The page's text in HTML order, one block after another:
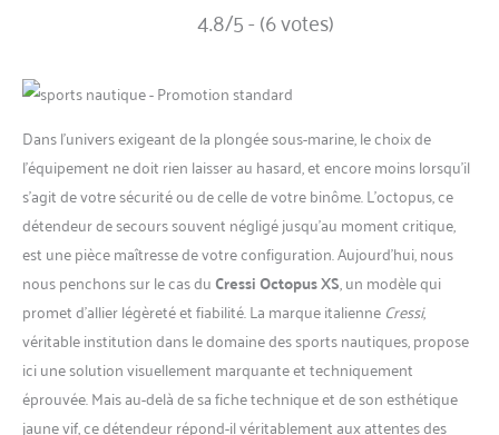
4.8/5 - (6 votes)
Dans l’univers exigeant de la plongée sous-marine, le choix de
l’équipement ne doit rien laisser au hasard, et encore moins lorsqu’il
s’agit de votre sécurité ou de celle de votre binôme. L’octopus, ce
détendeur de secours souvent négligé jusqu’au moment critique,
est une pièce maîtresse de votre configuration. Aujourd’hui, nous
nous penchons sur le cas du Cressi Octopus XS, un modèle qui
promet d’allier légèreté et fiabilité. La marque italienne Cressi,
véritable institution dans le domaine des sports nautiques, propose
ici une solution visuellement marquante et techniquement
éprouvée. Mais au-delà de sa fiche technique et de son esthétique
jaune vif, ce détendeur répond-il véritablement aux attentes des